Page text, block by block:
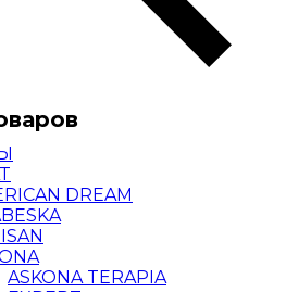
DREAM
ASKONA TERAPIA